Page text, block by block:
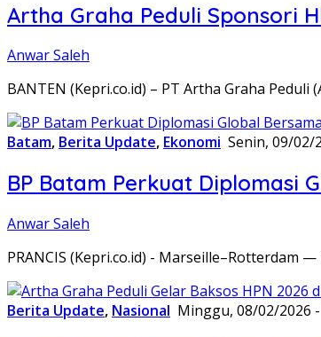
Artha Graha Peduli Sponsori
Anwar Saleh
BANTEN (Kepri.co.id) – PT Artha Graha
Batam, Berita Update, Ekonomi Senin, 09/02/
BP Batam Perkuat Diplomasi
Anwar Saleh
PRANCIS (Kepri.co.id) - Marseille–Rotterdam
Berita Update, Nasional Minggu, 08/02/2026 -